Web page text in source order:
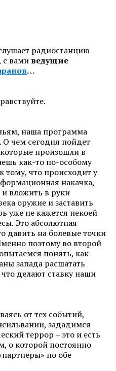
радиостанцию
с вами ведущие
…
наша программа
чем сегодня пойдет
произошли в
как-то по-особому
тому, что происходит у
накачка,
вложить в руки
оружие и заставить
уже не кажется некоей
Это абсолютная
давить на болевые точки
поэтому во второй
понять, как
запада расшатать
делают ставку наши
от тех событий,
зададимся
террор – это и есть
о которой постоянно
по обе